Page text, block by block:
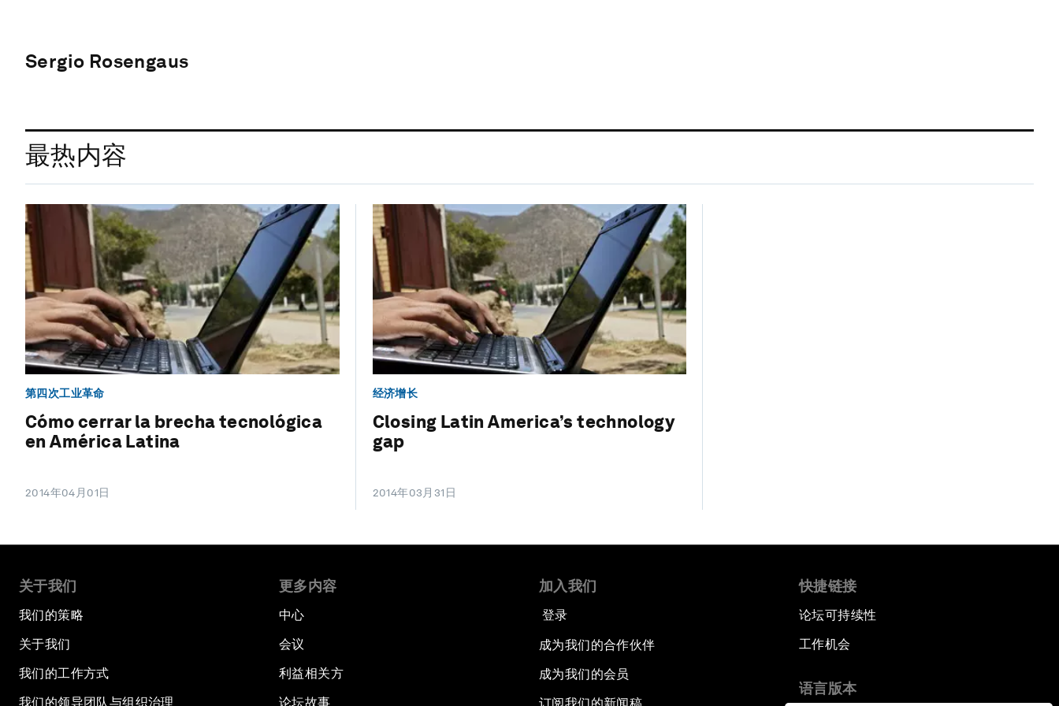
Sergio Rosengaus
最热内容
第四次工业革命
Cómo cerrar la brecha tecnológica
en América Latina
2014年04月01日
经济增长
Closing Latin America’s technology
gap
2014年03月31日
关于我们
我们的策略
关于我们
我们的工作方式
我们的领导团队与组织治理
更多内容
中心
会议
利益相关方
论坛故事
加入我们
登录
成为我们的合作伙伴
成为我们的会员
快捷链接
论坛可持续性
工作机会
语言版本